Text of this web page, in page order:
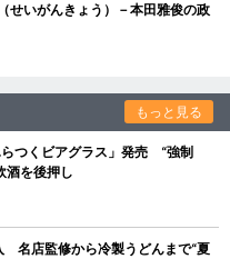
いがんきょう）－本田雅俊の政
もっと見る
つくビアグラス」発売 “強制
酒を後押し
名店監修から冷製うどんまで“夏